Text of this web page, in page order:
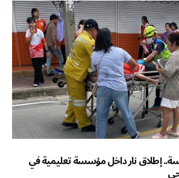
إطلاق نار داخل مؤسسة تعليمية في